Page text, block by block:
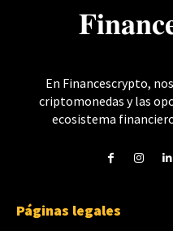
En Financescrypto,
criptomonedas y las
ecosistema
Páginas legales